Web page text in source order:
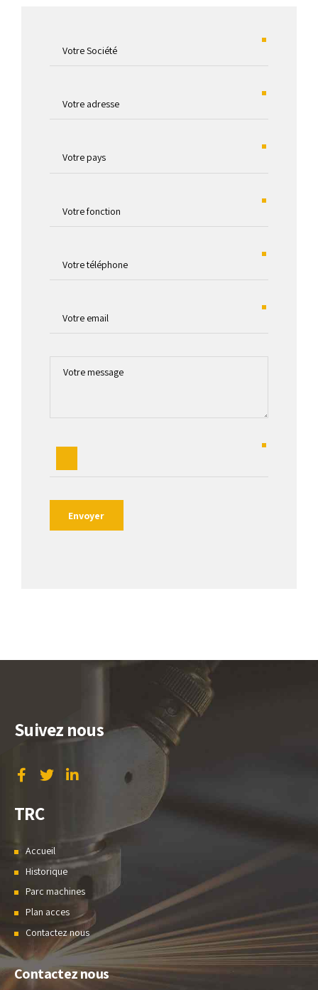
Suivez nous
TRC
Accueil
Historique
Parc machines
Plan acces
Contactez nous
Contactez nous